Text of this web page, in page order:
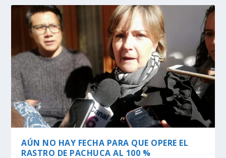
AÚN NO HAY FECHA PARA QUE OPERE EL
RASTRO DE PACHUCA AL 100 %